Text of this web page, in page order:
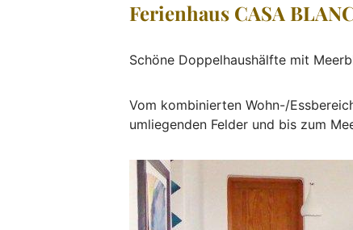
Ferienhaus CASA
Schöne Doppelhaushälfte mit
Vom kombinierten Wohn-/
umliegenden Felder und bis zum